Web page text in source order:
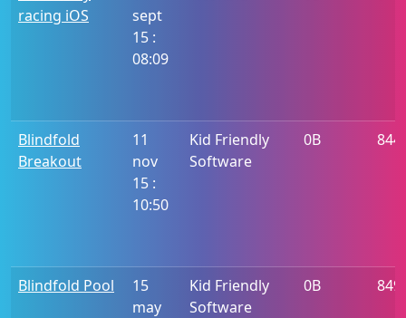
racing iOS
sept
15 :
08:09
Blindfold
Breakout
11
nov
15 :
10:50
Kid Friendly
Software
0B 844
Blindfold Pool
15
may
Kid Friendly
Software
0B 849